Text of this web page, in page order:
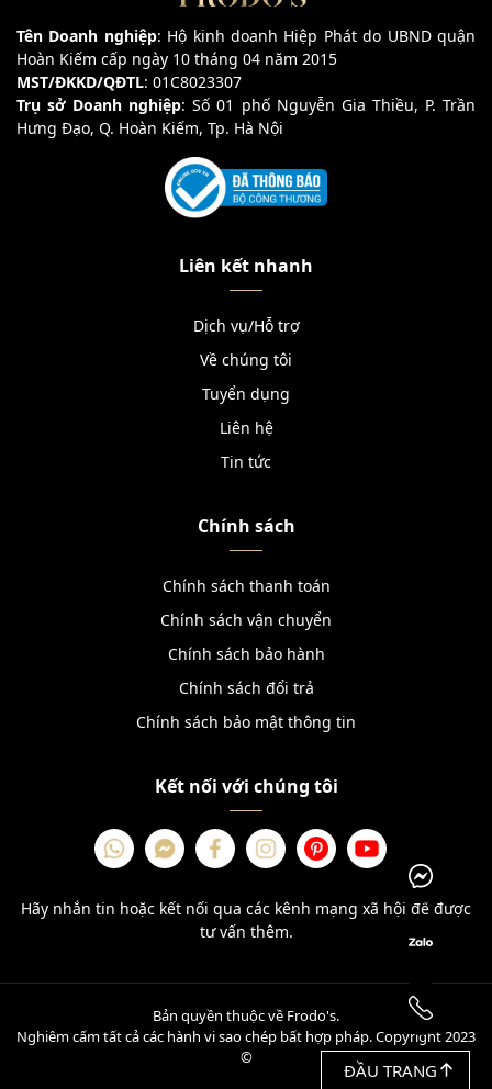
Tên Doanh nghiệp: Hộ kinh doanh Hiệp Phát do UBND quận
Hoàn Kiếm cấp ngày 10 tháng 04 năm 2015
MST/ĐKKD/QĐTL: 01C8023307
Trụ sở Doanh nghiệp: Số 01 phố Nguyễn Gia Thiều, P. Trần
Hưng Đạo, Q. Hoàn Kiếm, Tp. Hà Nội
Liên kết nhanh
Dịch vụ/Hỗ trợ
Về chúng tôi
Tuyển dụng
Liên hệ
Tin tức
Chính sách
Chính sách thanh toán
Chính sách vận chuyển
Chính sách bảo hành
Chính sách đổi trả
Chính sách bảo mật thông tin
Kết nối với chúng tôi
Hãy nhắn tin hoặc kết nối qua các kênh mạng xã hội để được
tư vấn thêm.
Bản quyền thuộc về Frodo's.
Nghiêm cấm tất cả các hành vi sao chép bất hợp pháp. Copyright 2023
©
ĐẦU TRANG